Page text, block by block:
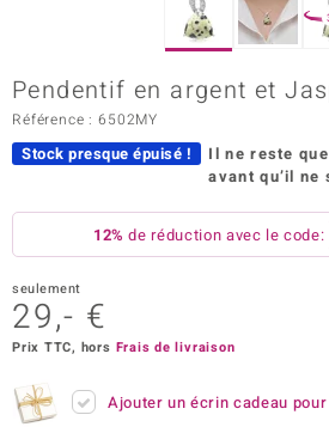
Paraíso
Collection
Pendentif en argent et
Référence : 6502MY
Stock presque épuisé ! Il ne reste
avant qu’il
12% de réduction avec le code:
seulement
29,- €
Prix TTC, hors Frais de livraison
Ajouter un écrin cadeau pour